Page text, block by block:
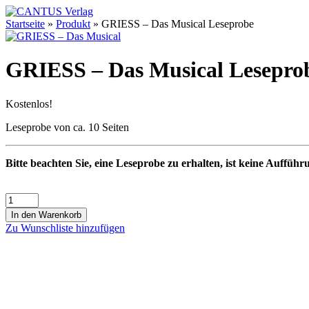
Startseite » Produkt » GRIESS – Das Musical Leseprobe
GRIESS – Das Musical
Kostenlos!
Leseprobe von ca. 10 Seiten
Bitte beachten Sie, eine Leseprobe zu erhalten, ist keine
In den Warenkorb
Zu Wunschliste hinzufügen